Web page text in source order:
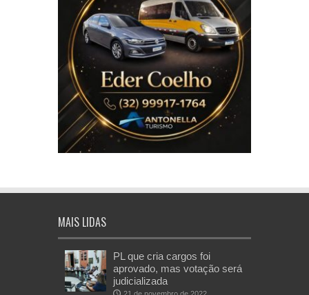
MAIS LIDAS
PL que cria cargos foi
aprovado, mas votação será
judicializada
21 de novembro de 2022